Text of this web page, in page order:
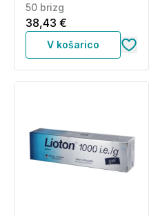
50 brizg
38,43 €
V košarico